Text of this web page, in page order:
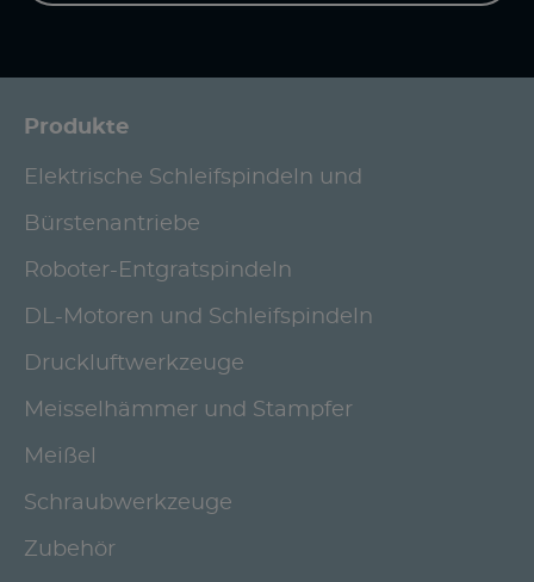
Produkte
Elektrische Schleifspindeln und
Bürstenantriebe
Roboter-Entgratspindeln
DL-Motoren und Schleifspindeln
Druckluftwerkzeuge
Meisselhämmer und Stampfer
Meißel
Schraubwerkzeuge
Zubehör